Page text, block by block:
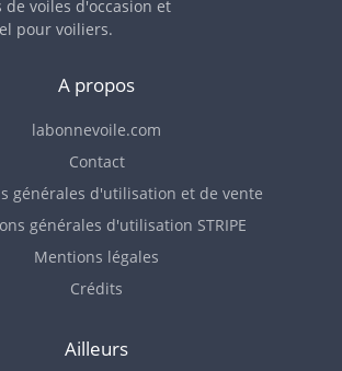
voiles d'occasion et
pour voiliers.
A propos
labonnevoile.com
Contact
générales d'utilisation et de vente
générales d'utilisation STRIPE
Mentions légales
Crédits
Ailleurs